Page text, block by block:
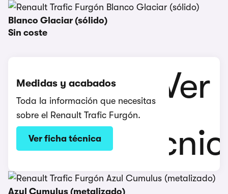
Blanco Glaciar (sólido)
Sin coste
Medidas y acabados
Toda la información que necesitas
sobre el Renault Trafic Furgón.
Ver ficha técnica
Azul Cumulus (metalizado)